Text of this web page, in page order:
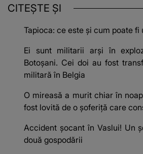
CITEȘTE ȘI
Tapioca: ce este și cum poate
Ei sunt militarii arși în
Botoșani. Cei doi au fost
militară în Belgia
O mireasă a murit chiar în
fost lovită de o șoferiță care
Accident șocant în Vaslui! Un
două gospodării